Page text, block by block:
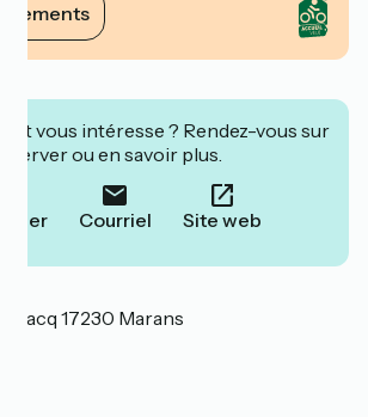
vous intéresse ? Rendez-vous sur
ou en savoir plus.
Courriel Site web
17230 Marans